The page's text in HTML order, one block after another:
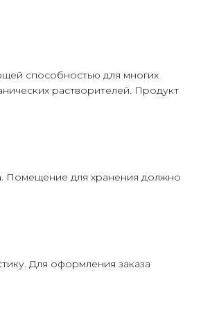
способностью для многих
растворителей. Продукт
Помещение для хранения должно
Для оформления заказа